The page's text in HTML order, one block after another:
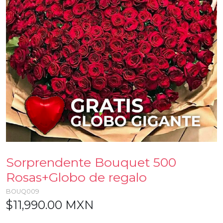
Sorprendente Bouquet 500
Rosas+Globo de regalo
BOUQ009
$11,990.00 MXN